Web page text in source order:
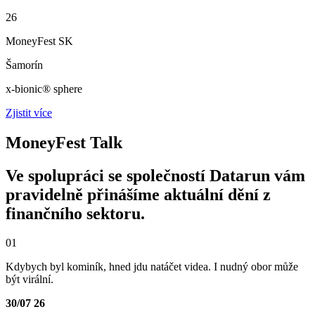
26
MoneyFest SK
Šamorín
x-bionic® sphere
Zjistit více
MoneyFest Talk
Ve spolupráci se společností Datarun vám
pravidelně přinášíme aktuální dění z
finančního sektoru.
01
Kdybych byl kominík, hned jdu natáčet videa. I nudný obor může
být virální.
30/07 26